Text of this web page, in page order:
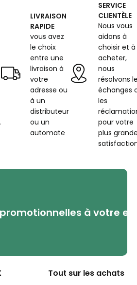
LIVRAISON
RAPIDE
vous avez
le choix
entre une
livraison à
votre
adresse ou
à un
distributeur
ou un
automate
SERVICE
CLIENTÈLE
Nous vous
aidons à
choisir et à
acheter,
nous
résolvons
échanges
les
pour votre
plus
à votre
Tout sur les achats